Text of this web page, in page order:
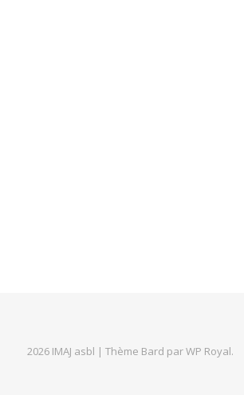
2026 IMAJ asbl | Thème Bard parWP Royal.